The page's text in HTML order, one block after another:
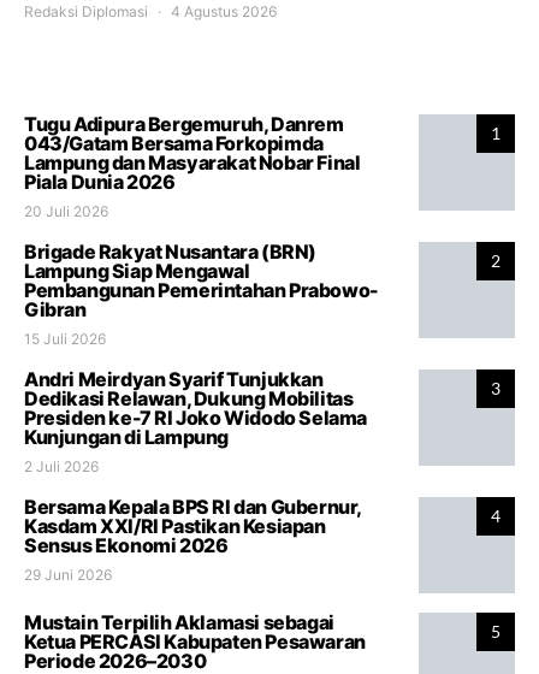
Redaksi Diplomasi 4 Agustus 2026
1
Tugu Adipura Bergemuruh, Danrem
043/Gatam Bersama Forkopimda
Lampung dan Masyarakat Nobar Final
Piala Dunia 2026
20 Juli 2026
2
Brigade Rakyat Nusantara (BRN)
Lampung Siap Mengawal
Pembangunan Pemerintahan Prabowo-
Gibran
15 Juli 2026
3
Andri Meirdyan Syarif Tunjukkan
Dedikasi Relawan, Dukung Mobilitas
Presiden ke-7 RI Joko Widodo Selama
Kunjungan di Lampung
2 Juli 2026
4
Bersama Kepala BPS RI dan Gubernur,
Kasdam XXI/RI Pastikan Kesiapan
Sensus Ekonomi 2026
29 Juni 2026
5
Mustain Terpilih Aklamasi sebagai
Ketua PERCASI Kabupaten Pesawaran
Periode 2026–2030